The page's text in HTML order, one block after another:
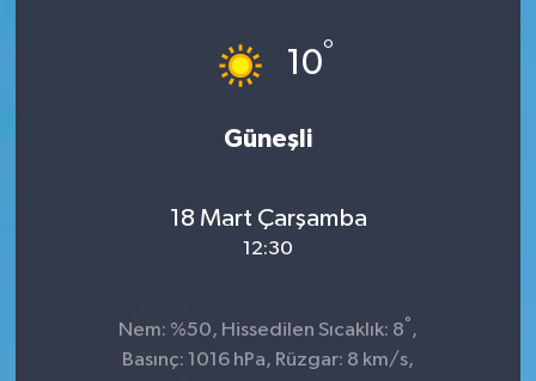
10°
Güneşli
18 Mart Çarşamba
12:30
Nem: %50, Hissedilen Sıcaklık: 8° ,
Basınç: 1016 hPa, Rüzgar: 8 km/s,